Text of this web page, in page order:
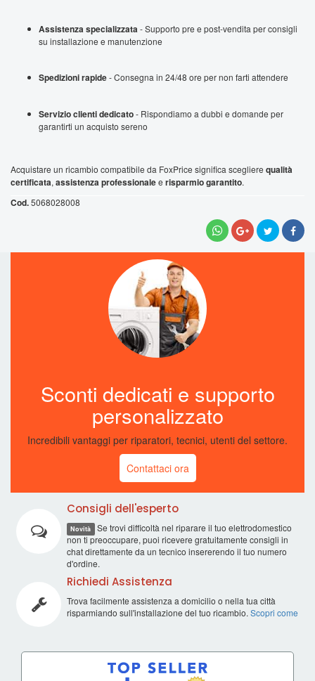
Assistenza specializzata- Supporto pre e post-vendita per consigli
su installazione e manutenzione
Spedizioni rapide- Consegna in 24/48 ore per non farti attendere
Servizio clienti dedicato- Rispondiamo a dubbi e domande per
garantirti un acquisto sereno
Acquistare un ricambio compatibile da FoxPrice significa scegliere qualità
certificata, assistenza professionalee risparmio garantito.
5068028008
Sconti dedicati e supporto
personalizzato
Incredibili vantaggi per riparatori, tecnici, utenti del settore.
Contattaci ora
Consigli dell'esperto
Novità Se trovi difficoltà nel riparare il tuo elettrodomestico
non ti preoccupare, puoi ricevere gratuitamente consigli in
chat direttamente da un tecnico insererendo il tuo numero
d'ordine.
Richiedi Assistenza
Trova facilmente assistenza a domicilio o nella tua città
risparmiando sull'installazione del tuo ricambio. Scopri come